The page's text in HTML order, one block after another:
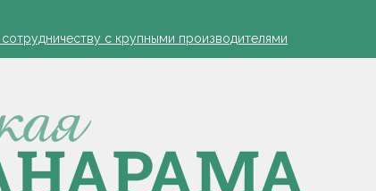
защита яблонь
с крупными производителями
я борюсь за деревню
обозначил слабые места в работе автолавок
на селе: "Просрочка и тухлятина!"
защита яблонь
с крупными производителями
я борюсь за деревню